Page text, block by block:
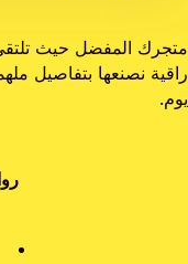
متجرك المفضل حيث تلتقي
راقية نصنعها بتفاصيل
يوم.